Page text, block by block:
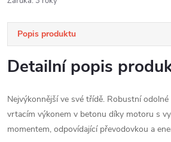
Popis produktu
Detailní popis
Nejvýkonnější ve své třídě. Robustní
vrtacím výkonem v betonu díky motoru s
momentem, odpovídající převodovkou a